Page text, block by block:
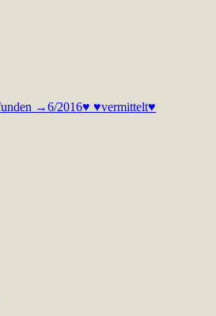
→6/2016♥ ♥vermittelt♥